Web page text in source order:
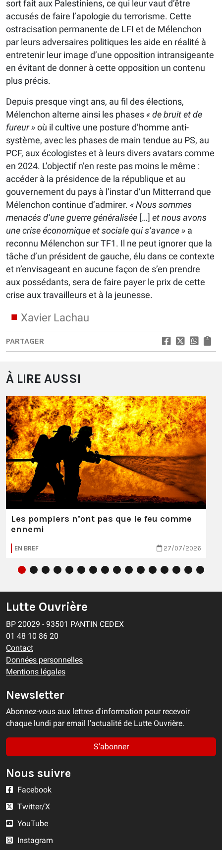
sort fait aux Palestiniens, ce qui leur vaut d’être
accusés de faire l’apologie du terrorisme. Cette
ostracisation permanente de LFI et de Mélenchon
par leurs adversaires politiques les aide en réalité à
entretenir leur image d’une opposition intransigeante
en évitant de donner à cette opposition un contenu
plus précis.
Depuis presque vingt ans, au fil des élections,
Mélenchon alterne ainsi les phases « de bruit et de
fureur »où il cultive une posture d’homme anti-
système, avec les phases de main tendue au PS, au
PCF, aux écologistes et à leurs divers avatars comme
en 2024. L’objectif n’en reste pas moins le même :
accéder à la présidence de la république et au
gouvernement du pays à l’instar d’un Mitterrand que
Mélenchon continue d’admirer. « Nous sommes
menacés d’une guerre généralisée […] et nous avons
une crise économique et sociale qui s’avance » a
reconnu Mélenchon sur TF1. Il ne peut ignorer que la
tâche d’un président de gauche, élu dans ce contexte
et n’envisageant en aucune façon de s’en prendre
aux possédants, sera de faire payer le prix de cette
crise aux travailleurs et à la jeunesse.
Xavier Lachau
PARTAGER
À LIRE AUSSI
Les pompiers n’ont pas que le feu comme
ennemi
EN BREF 27/07/2026
Lutte Ouvrière
BP 20029 - 93501 PANTIN CEDEX
01 48 10 86 20
Contact
Données personnelles
Mentions légales
Newsletter
Abonnez-vous aux lettres d'information pour recevoir
chaque lundi par email l'actualité de Lutte Ouvrière.
S'abonner
Nous suivre
Facebook
Twitter/X
YouTube
Instagram